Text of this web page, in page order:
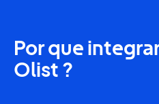
Por que
Olist ?